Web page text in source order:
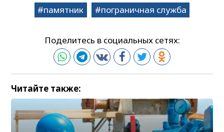
памятник
пограничная служба
Поделитесь в социальных сетях:
Читайте также: